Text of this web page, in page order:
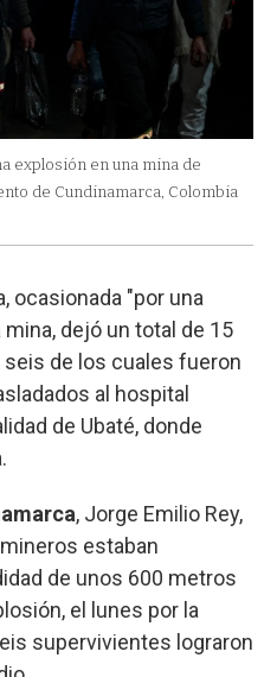
explosión en una mina de
de Cundinamarca, Colombia
ocasionada "por una
dejó un total de 15
de los cuales fueron
al hospital
de Ubaté, donde
, Jorge Emilio Rey,
estaban
de unos 600 metros
el lunes por la
supervivientes lograron